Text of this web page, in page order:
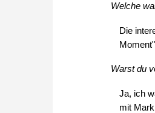
Welche
Die
Warst du
Ja, ich
mit